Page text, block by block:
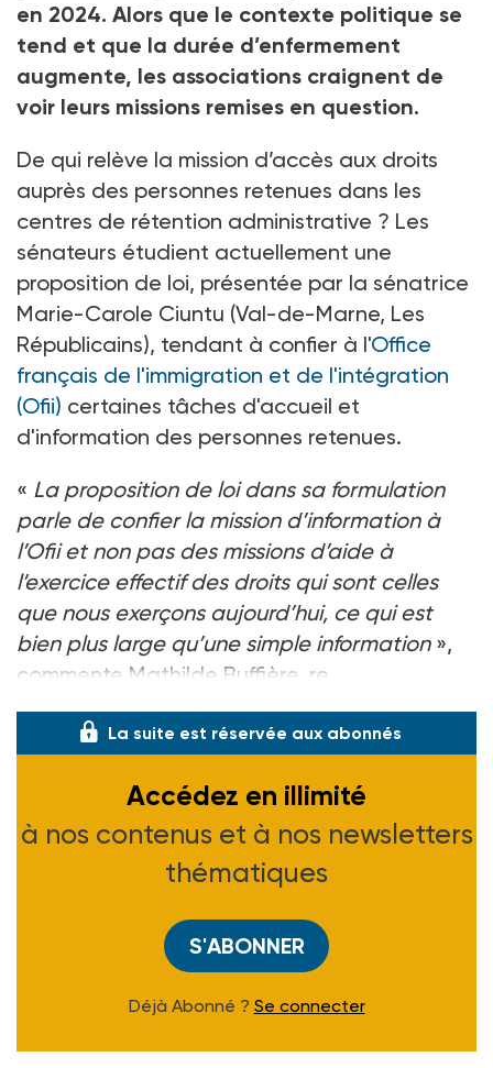
en 2024. Alors que le contexte politique se
tend et que la durée d’enfermement
augmente, les associations craignent de
voir leurs missions remises en question.
De qui relève la mission d’accès aux droits
auprès des personnes retenues dans les
centres de rétention administrative ? Les
sénateurs étudient actuellement une
proposition de loi, présentée par la sénatrice
Marie-Carole Ciuntu (Val-de-Marne, Les
Républicains), tendant à confier à l'Office
français de l'immigration et de l'intégration
(Ofii) certaines tâches d'accueil et
d'information des personnes retenues.
« La proposition de loi dans sa formulation
parle de confier la mission d’information à
l’Ofii et non pas des missions d’aide à
l’exercice effectif des droits qui sont celles
que nous exerçons aujourd’hui, ce qui est
bien plus large qu’une simple information»,
commente Mathilde Buffière, re
La suite est réservée aux abonnés
Accédez en illimité
à nos contenus et à nos newsletters
thématiques
S'ABONNER
Déjà Abonné ? Se connecter